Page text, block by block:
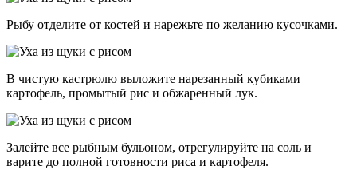
Рыбу отделите от костей и нарежьте по желанию кусочками.
В чистую кастрюлю выложите нарезанный кубиками
картофель, промытый рис и обжаренный лук.
Залейте все рыбным бульоном, отрегулируйте на соль и
варите до полной готовности риса и картофеля.